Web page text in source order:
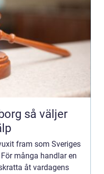
fram som Sveriges
många handlar en
åt vardagens